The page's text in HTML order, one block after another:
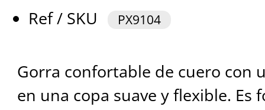
Ref / SKU
PX9104
Gorra confortable de cuero con
en una copa suave y flexible. Es